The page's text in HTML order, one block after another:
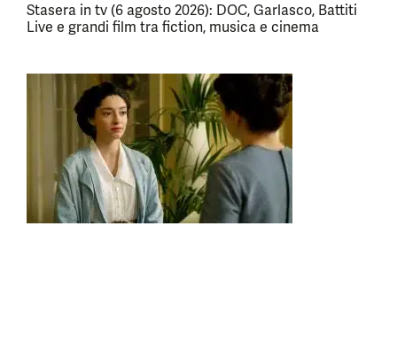
Stasera in tv (6 agosto 2026): DOC, Garlasco, Battiti
Live e grandi film tra fiction, musica e cinema